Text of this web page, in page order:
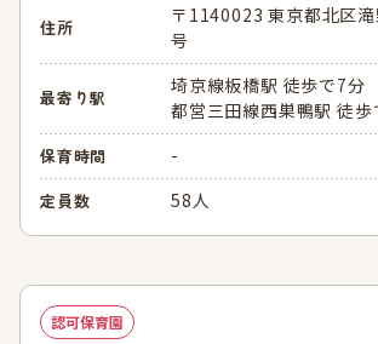
住所
〒1140023 東京都北区
号
最寄り駅
埼京線板橋駅 徒歩で7分
都営三田線西巣鴨駅 徒歩
保育時間 -
定員数 58人
認可保育園